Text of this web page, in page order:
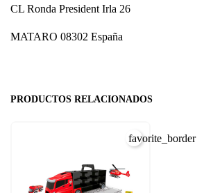
CL Ronda President Irla 26
MATARO 08302 España
PRODUCTOS RELACIONADOS
favorite_border